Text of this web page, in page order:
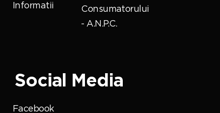
Informatii
Consumatorului
- A.N.P.C.
Social Media
Facebook